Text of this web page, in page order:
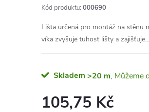
Kód produktu: 000690
Lišta určená pro montáž na stěnu
víka zvyšuje tuhost lišty a zajišťuje...
Skladem >20 m
105,75 Kč